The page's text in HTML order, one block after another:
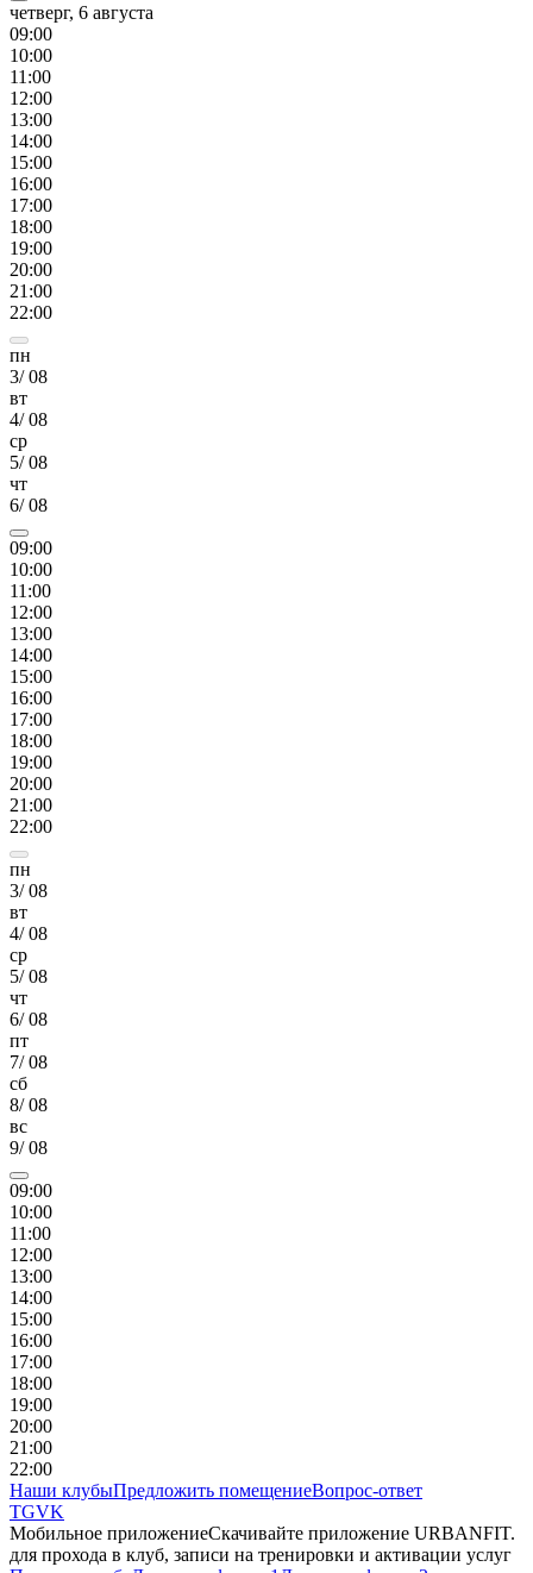
четверг, 6 августа
09:00
10:00
11 :00
12:00
13:00
14:00
15:00
16:00
17:00
18:00
19:00
20:00
21 :00
22:00
пн
3/08
вт
4/08
ср
5/08
чт
6/08
09:00
10:00
11 :00
12:00
13:00
14:00
15:00
16:00
17:00
18:00
19:00
20:00
21 :00
22:00
пн
3/08
вт
4/08
ср
5/08
чт
6/08
пт
7/08
сб
8/08
вс
9/08
09:00
10:00
11 :00
12:00
13:00
14:00
15:00
16:00
17:00
18:00
19:00
20:00
21 :00
22:00
Наши клубыПредложить помещениеВопрос-ответ
TGVK
Мобильное приложениеСкачивайте приложение URBANFIT.
для прохода в клуб, записи на тренировки и активации услуг